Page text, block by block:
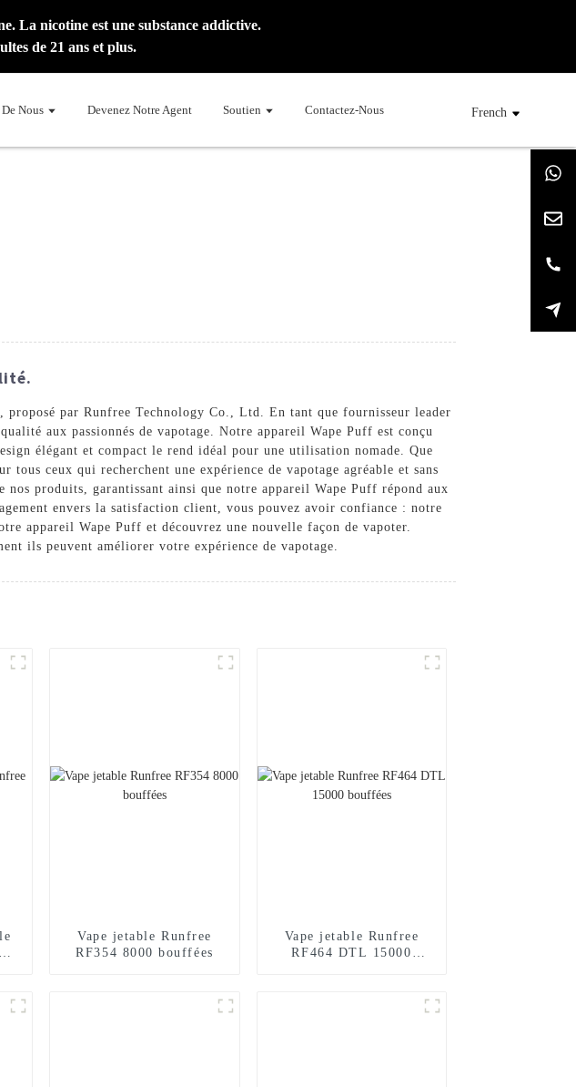
La nicotine est une substance addictive.
de 21 ans et plus.
Nous Devenez Notre Agent Soutien Contactez-Nous French
par Runfree Technology Co., Ltd. En tant que fournisseur leader
aux passionnés de vapotage. Notre appareil Wape Puff est conçu
élégant et compact le rend idéal pour une utilisation nomade. Que
ceux qui recherchent une expérience de vapotage agréable et sans
produits, garantissant ainsi que notre appareil Wape Puff répond aux
envers la satisfaction client, vous pouvez avoir confiance : notre
appareil Wape Puff et découvrez une nouvelle façon de vapoter.
ils peuvent améliorer votre expérience de vapotage.
Vape jetable Runfree
RF354 8000 bouffées
Vape jetable Runfree
RF464 DTL 15000